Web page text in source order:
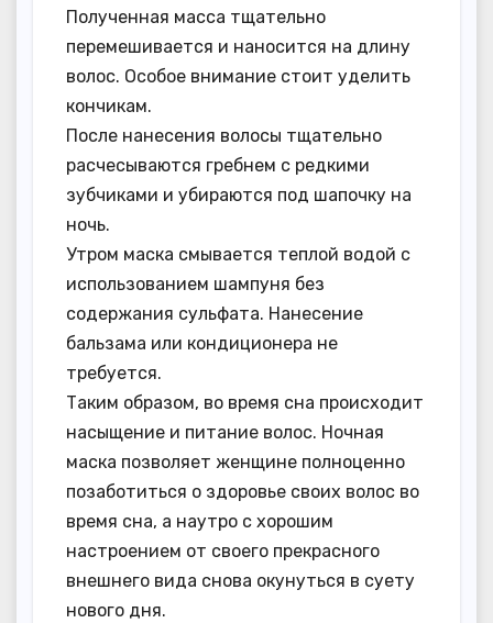
Полученная масса тщательно
перемешивается и наносится на длину
волос. Особое внимание стоит уделить
кончикам.
После нанесения волосы тщательно
расчесываются гребнем с редкими
зубчиками и убираются под шапочку на
ночь.
Утром маска смывается теплой водой с
использованием шампуня без
содержания сульфата. Нанесение
бальзама или кондиционера не
требуется.
Таким образом, во время сна происходит
насыщение и питание волос. Ночная
маска позволяет женщине полноценно
позаботиться о здоровье своих волос во
время сна, а наутро с хорошим
настроением от своего прекрасного
внешнего вида снова окунуться в суету
нового дня.